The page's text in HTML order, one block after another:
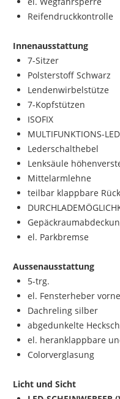
Reifendruckkontrolle
Innenausstattung
7-Sitzer
Polsterstoff Schwarz
Lendenwirbelstütze
7-Kopfstützen
ISOFIX
MULTIFUNKTIONS-
Lederschalthebel
Lenksäule
Mittelarmlehne
teilbar klappbare
el. Parkbremse
Aussenausstattung
5-trg.
el. Fensterheber
Dachreling silber
abgedunkelte
el. heranklappbare
Colorverglasung
Licht und Sicht